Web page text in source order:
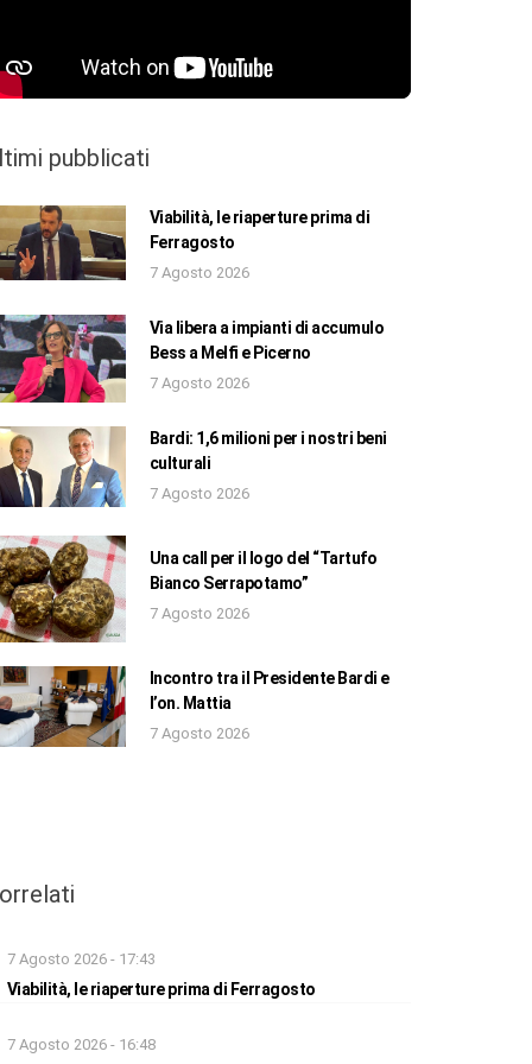
pubblicati
Viabilità, le riaperture prima di
Ferragosto
7 Agosto 2026
Via libera a impianti di accumulo
Bess a Melfi e Picerno
7 Agosto 2026
Bardi: 1,6 milioni per i nostri beni
culturali
7 Agosto 2026
Una call per il logo del “Tartufo
Bianco Serrapotamo”
7 Agosto 2026
Incontro tra il Presidente Bardi e
l’on. Mattia
7 Agosto 2026
7 Agosto 2026 - 17:43
Viabilità, le riaperture prima di Ferragosto
7 Agosto 2026 - 16:48